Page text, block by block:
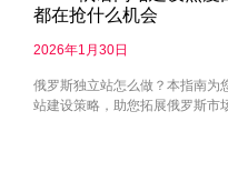
都在抢什么机会
2026年1月30日
俄罗斯独立站怎么做？本指南为
站建设策略，助您拓展俄罗斯市